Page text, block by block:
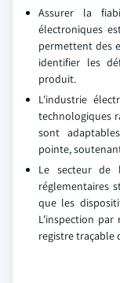
Assurer la
électroniques
permettent des
identifier les
produit.
L'industrie
technologiques
sont
pointe,
Le secteur de
réglementaires
que les
L'inspection par
registre traçable